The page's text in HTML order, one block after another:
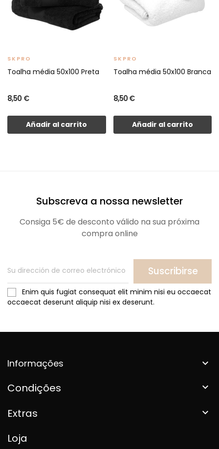
SKPRO
Toalha média 50x100 Preta
8,50 €
Añadir al carrito
SKPRO
Toalha média 50x100 Branca
8,50 €
Añadir al carrito
Subscreva a nossa newsletter
Consiga 5€ de desconto válido na sua próxima
compra online
Suscribirse
Enim quis fugiat consequat elit minim nisi eu occaecat
occaecat deserunt aliquip nisi ex deserunt.
Informações 
Condições 
Extras 
Loja